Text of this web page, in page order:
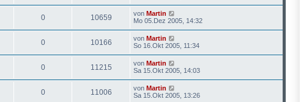
0 10659 von Martin
Mo 05.Dez 2005, 14:32
0 10166 von Martin
So 16.Okt 2005, 11:34
0 11215 von Martin
Sa 15.Okt 2005, 14:03
0 11006 von Martin
Sa 15.Okt 2005, 13:26